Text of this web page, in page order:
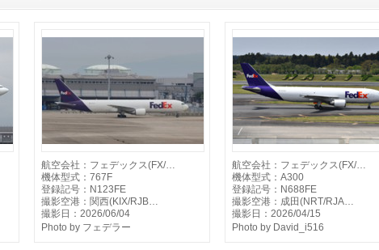
航空会社：フェデックス(FX/…
機体型式：767F
登録記号：N123FE
撮影空港：関西(KIX/RJB…
撮影日：2026/06/04
Photo by フェデラー
航空会社：フェデックス(FX/…
機体型式：A300
登録記号：N688FE
撮影空港：成田(NRT/RJA…
撮影日：2026/04/15
Photo by David_i516